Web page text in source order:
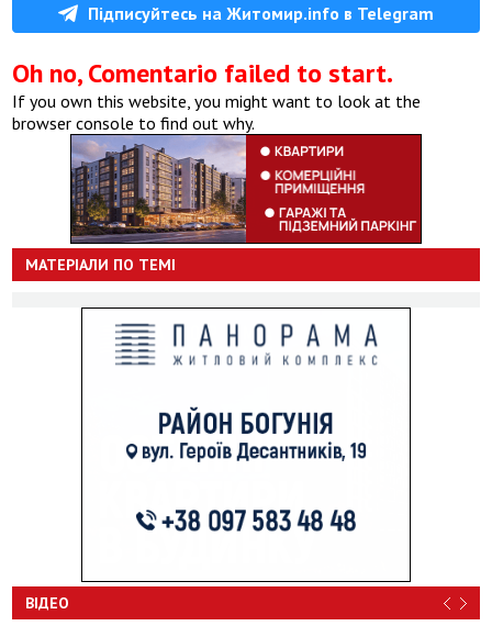
Підписуйтесь на Житомир.info в Telegram
Oh no, Comentario failed to start.
If you own this website, you might want to look at the
browser console to find out why.
МАТЕРІАЛИ ПО ТЕМІ
ВІДЕО